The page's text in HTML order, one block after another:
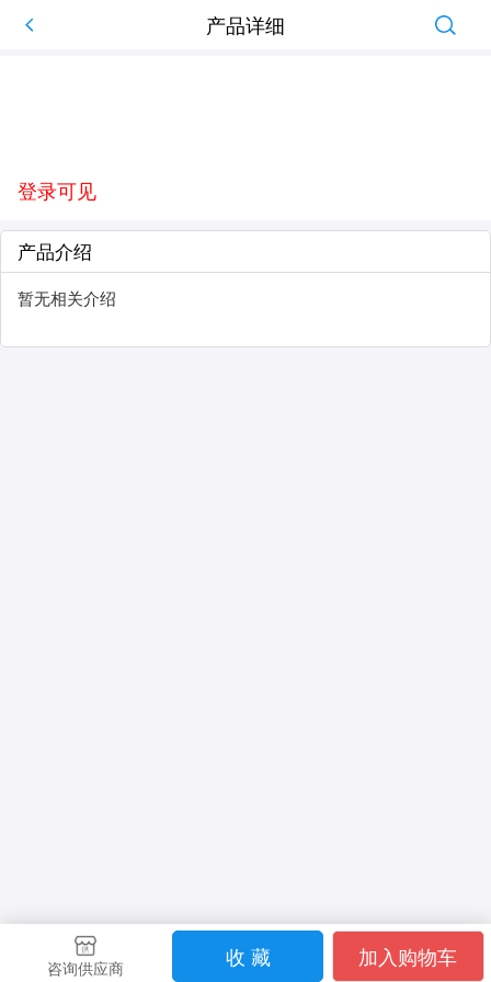
产品详细
登录可见
产品介绍
暂无相关介绍
咨询供应商 收 藏 加入购物车